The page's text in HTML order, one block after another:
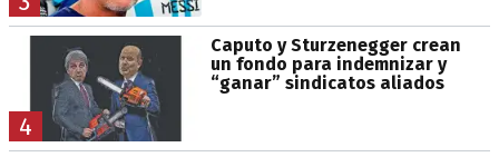
4
Caputo y Sturzenegger crean
un fondo para indemnizar y
“ganar” sindicatos aliados